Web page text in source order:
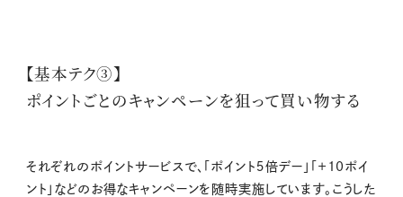
【基本テク③】
ポイントごとのキャンペーンを狙って買い物する
それぞれのポイントサービスで、「ポイント５倍デー」「＋10ポイ
ント」などのお得なキャンペーンを随時実施しています。こうした